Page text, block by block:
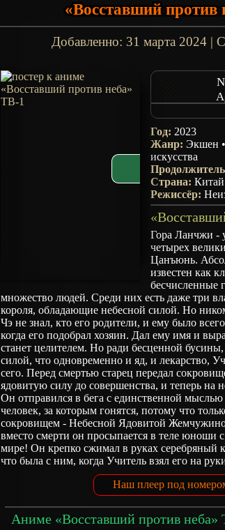
«Восставший против
Добавленно: 31 марта 2024 |
Год: 2023
Жанр: Экшен
искусства
Страна:Китай
Режиссёр:
Гора Ланчжи -
четырех
Цанъюнь.
известен как
бесчисленные
множество людей. Среди них есть даже три
короля, обладающие небесной силой. Но
Чэ не знал, кто его родители, и ему было
когда его подобрал хозяин. Дал ему имя и
станет целителем. Но ради бесценной
силой, что одновременно и яд, и лекарство,
сего. Перед смертью старец передал
ядовитую силу до совершенства, и теперь на
Он отправился в бега с единственной
человек, за которым гонятся, потому что
сокровищем - Небесной Ядовитой
вместо смерти он просыпается в теле юноши
мире! Он крепко сжимал в руках серебряный
что была с ним, когда Учитель взял его на
Наш плеер под
Аниме «Восставший против неба»